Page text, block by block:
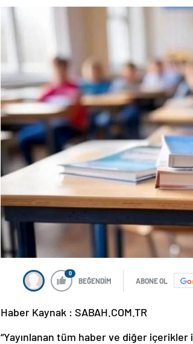
0
BEĞENDİM ABONE OL
Haber Kaynak : SABAH.COM.TR
“Yayınlanan tüm haber ve diğer